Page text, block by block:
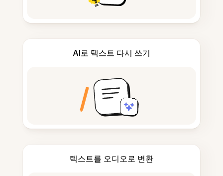
AI로 텍스트 다시 쓰기
텍스트를 오디오로 변환